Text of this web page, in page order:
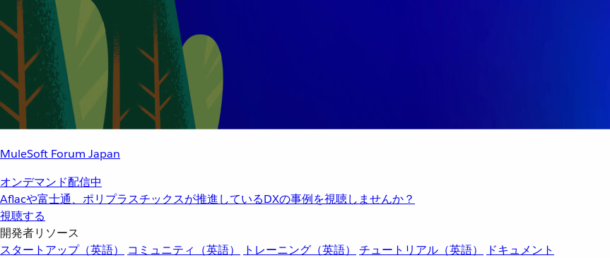
MuleSoft Forum Japan
オンデマンド配信中
Aflacや富士通、ポリプラスチックスが推進しているDXの事例を視聴しませんか？
視聴する
開発者リソース
スタートアップ（英語）
コミュニティ（英語） トレーニング（英語） チュートリアル（英語）
ドキュメント